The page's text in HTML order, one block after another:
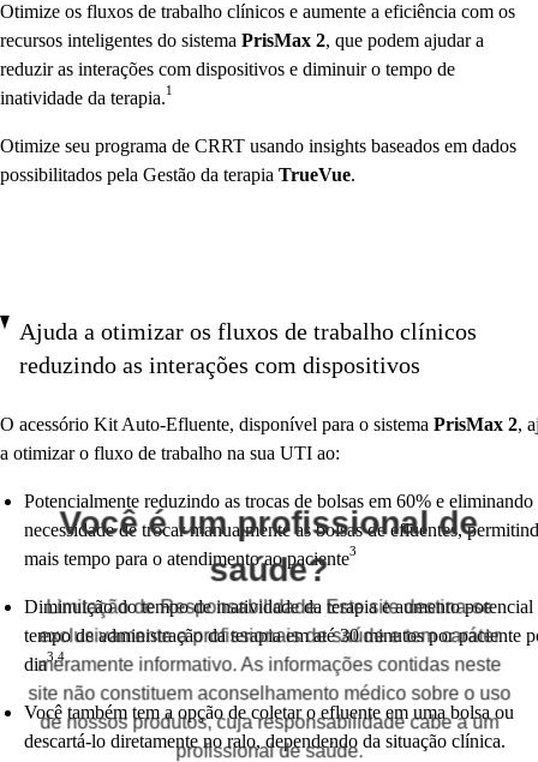
Otimize os fluxos de trabalho clínicos e aumente a eficiência com os
recursos inteligentes do sistema PrisMax 2, que podem ajudar a
reduzir as interações com dispositivos e diminuir o tempo de
inatividade da terapia.1
Otimize seu programa de CRRT usando insights baseados em dados
possibilitados pela Gestão da terapia TrueVue.
Ajuda a otimizar os fluxos de trabalho clínicos
reduzindo as interações com dispositivos
O acessório Kit Auto-Efluente, disponível para o sistema PrisMax 2,
a otimizar o fluxo de trabalho na sua UTI ao:
Potencialmente reduzindo as trocas de bolsas em 60% e eliminando
necessidade de trocar manualmente as bolsas de efluentes,
mais tempo para o atendimento ao paciente3
Diminuição do tempo de inatividade da terapia e aumento potencial
tempo de administração da terapia em até 30 minutos por paciente
dia3,4
Você também tem a opção de coletar o efluente em uma bolsa ou
descartá-lo diretamente no ralo, dependendo da situação clínica.
Você é um profissional de
saúde?
Limitação de Responsabilidade. Este site destina-se
exclusivamente a profissionais de saúde e tem caráter
meramente informativo. As informações contidas neste
site não constituem aconselhamento médico sobre o uso
de nossos produtos, cuja responsabilidade cabe a um
profissional de saúde.